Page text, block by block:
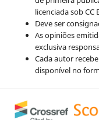
licenciada sob CC
Deve ser
As opiniões
exclusiva
Cada autor
disponível no